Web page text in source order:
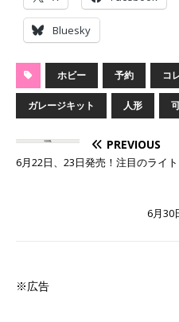
Bluesky
ホビー 予約 コ
ガレージキット 人形
PREVIOUS
6月22日、23日発売！注目のライ
6月30
※広告